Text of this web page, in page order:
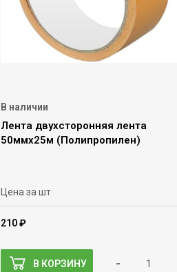
В наличии
Лента двухсторонняя лента
50ммх25м (Полипропилен)
Цена за шт
210 ₽
В КОРЗИНУ -